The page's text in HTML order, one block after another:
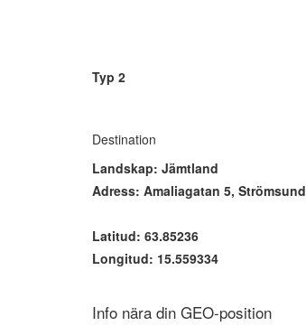
Typ 2
Destination
Landskap: Jämtland
Adress: Amaliagatan 5, Strömsund
Latitud: 63.85236
Longitud: 15.559334
Info nära din GEO-position